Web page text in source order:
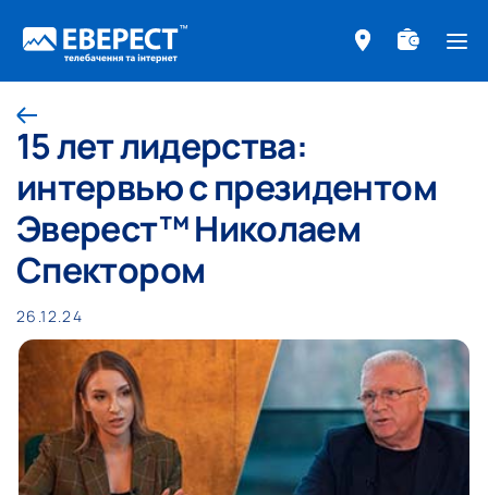
15 лет лидерства:
интервью с президентом
Эверест™ Николаем
Спектором
26.12.24